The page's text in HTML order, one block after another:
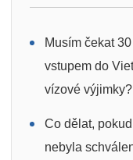
Musím čekat
vstupem do
vízové výjimky?
Co dělat,
nebyla